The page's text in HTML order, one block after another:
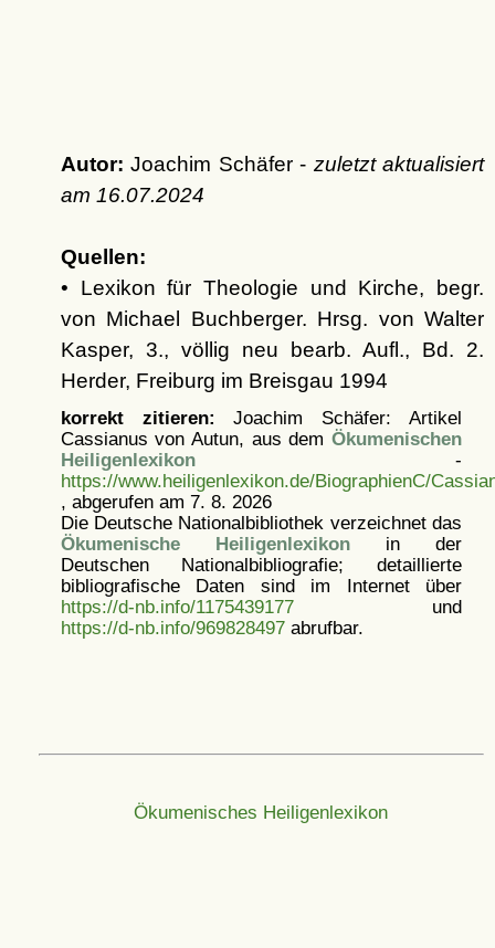
Autor: Joachim Schäfer - zuletzt aktualisiert
am 16.07.2024
Quellen:
• Lexikon für Theologie und Kirche, begr.
von Michael Buchberger. Hrsg. von Walter
Kasper, 3., völlig neu bearb. Aufl., Bd. 2.
Herder, Freiburg im Breisgau 1994
korrekt zitieren: Joachim Schäfer: Artikel
Cassianus von Autun, aus dem Ökumenischen
Heiligenlexikon-
https://www.heiligenlexikon.de/BiographienC/
, abgerufen am 7. 8. 2026
Die Deutsche Nationalbibliothek verzeichnet das
Ökumenische Heiligenlexikonin der
Deutschen Nationalbibliografie; detaillierte
bibliografische Daten sind im Internet über
https://d-nb.info/1175439177und
https://d-nb.info/969828497abrufbar.
Ökumenisches Heiligenlexikon